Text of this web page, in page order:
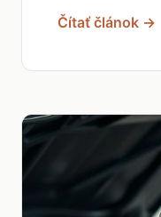
Čítať článok →